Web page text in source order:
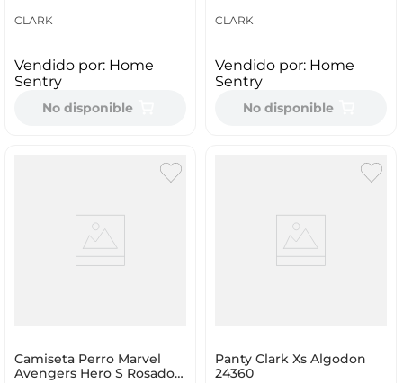
CLARK
Vendido por: Home
Sentry
No disponible
CLARK
Vendido por: Home
Sentry
No disponible
Camiseta Perro Marvel
Avengers Hero S Rosado
Panty Clark Xs Algodon
24360